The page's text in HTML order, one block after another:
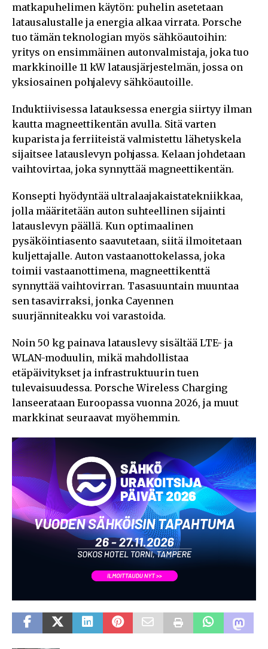
matkapuhelimen käytön: puhelin asetetaan
latausalustalle ja energia alkaa virrata. Porsche
tuo tämän teknologian myös sähköautoihin:
yritys on ensimmäinen autonvalmistaja, joka tuo
markkinoille 11 kW latausjärjestelmän, jossa on
yksiosainen pohjalevy sähköautoille.
Induktiivisessa latauksessa energia siirtyy ilman
kautta magneettikentän avulla. Sitä varten
kuparista ja ferriiteistä valmistettu lähetyskela
sijaitsee latauslevyn pohjassa. Kelaan johdetaan
vaihtovirtaa, joka synnyttää magneettikentän.
Konsepti hyödyntää ultralaajakaistatekniikkaa,
jolla määritetään auton suhteellinen sijainti
latauslevyn päällä. Kun optimaalinen
pysäköintiasento saavutetaan, siitä ilmoitetaan
kuljettajalle. Auton vastaanottokelassa, joka
toimii vastaanottimena, magneettikenttä
synnyttää vaihtovirran. Tasasuuntain muuntaa
sen tasavirraksi, jonka Cayennen
suurjänniteakku voi varastoida.
Noin 50 kg painava latauslevy sisältää LTE- ja
WLAN-moduulin, mikä mahdollistaa
etäpäivitykset ja infrastruktuurin tuen
tulevaisuudessa. Porsche Wireless Charging
lanseerataan Euroopassa vuonna 2026, ja muut
markkinat seuraavat myöhemmin.